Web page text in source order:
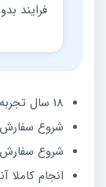
فرایند
18 سال تجربه خدمات کافی نت و دولت الکترونیک
شروع سفارش فوری
شروع سفارش عادی بین
انجام کاملا